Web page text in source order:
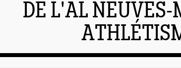
DE L'AL NEUVES-